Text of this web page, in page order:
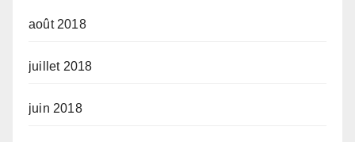
août 2018
juillet 2018
juin 2018